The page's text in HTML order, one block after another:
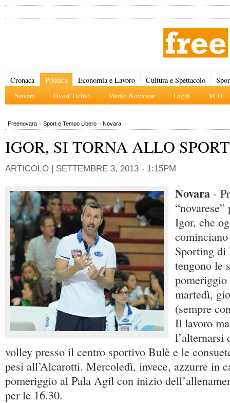
Cronaca Politica
Novara Ovest-Ticino Medio-Novarese Laghi VCO
Economia e Lavoro Cultura e Spettacolo
Freenovara » Sport e Tempo Libero » Novara
IGOR, SI TORNA ALLO
ARTICOLO | SETTEMBRE 3, 2013 - 1:15PM
Novara -
Igor, che
Sporting di
tengono le
martedì,
(sempre
Il lavoro
l’alternarsi
volley presso il centro sportivo Bulè e le
pesi all’Alcarotti. Mercoledì, invece, azzurre in
pomeriggio al Pala Agil con inizio
per le 16.30.